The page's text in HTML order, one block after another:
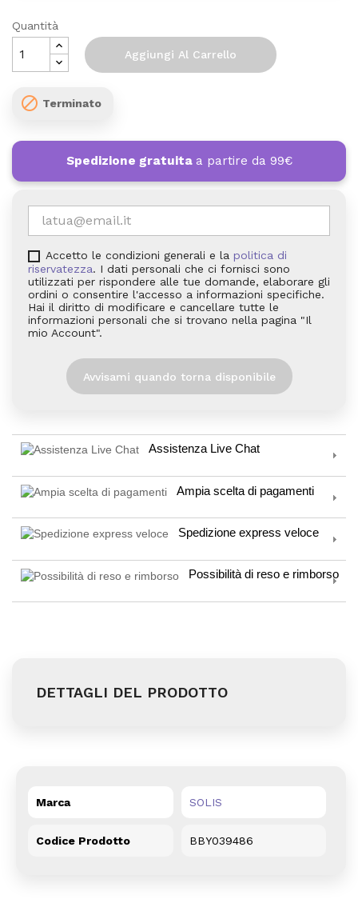
Quantità
Aggiungi Al Carrello
 Terminato
Spedizione gratuita a partire da 99€
Accetto le condizioni generali e la politica di
riservatezza. I dati personali che ci fornisci sono
utilizzati per rispondere alle tue domande, elaborare gli
ordini o consentire l'accesso a informazioni specifiche.
Hai il diritto di modificare e cancellare tutte le
informazioni personali che si trovano nella pagina "Il
mio Account".
Avvisami quando torna disponibile
Assistenza Live Chat
Ampia scelta di pagamenti
Spedizione express veloce
Possibilità di reso e rimborso
DETTAGLI DEL PRODOTTO
Marca SOLIS
Codice Prodotto BBY039486